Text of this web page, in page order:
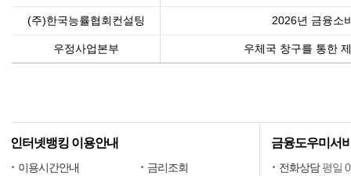
(주)한국능률협회컨설팅 2026년 금융소
우정사업본부 우체국 창구를 통한
인터넷뱅킹 이용안내
이용시간안내
금리조회
금융도우미서
전화상담평일